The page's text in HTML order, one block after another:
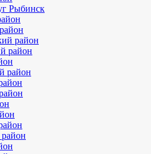
Рыбинск
район
район
район